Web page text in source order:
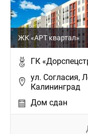
ЖК «АРТ квартал»
ГК
ул. Согласия,
Калининград
Дом сдан